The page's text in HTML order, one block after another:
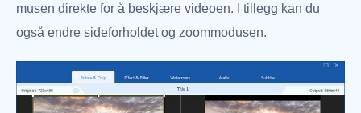
musen direkte for å beskjære videoen. I tillegg kan du
også endre sideforholdet og zoommodusen.